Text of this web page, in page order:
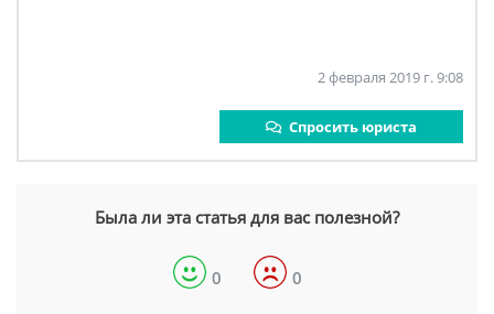
2 февраля 2019 г. 9:08
Спросить юриста
Была ли эта статья для вас полезной?
0 0